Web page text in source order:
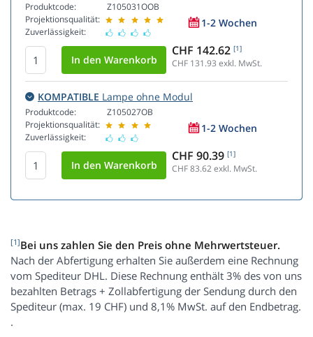
Produktcode:
Projektionsqualität:
Zuverlässigkeit:
Z105031OOB
1-2 Wochen
CHF 142.62 [1]
CHF 131.93 exkl. MwSt.
KOMPATIBLE Lampe ohne Modul
Produktcode:
Projektionsqualität:
Zuverlässigkeit:
Z105027OB
1-2 Wochen
CHF 90.39 [1]
CHF 83.62exkl. MwSt.
[1]Bei uns zahlen Sie den Preis ohne Mehrwertsteuer.
Nach der Abfertigung erhalten Sie außerdem eine Rechnung
vom Spediteur DHL. Diese Rechnung enthält 3% des von uns
bezahlten Betrags + Zollabfertigung der Sendung durch den
Spediteur (max. 19 CHF) und 8,1% MwSt. auf den Endbetrag.
.